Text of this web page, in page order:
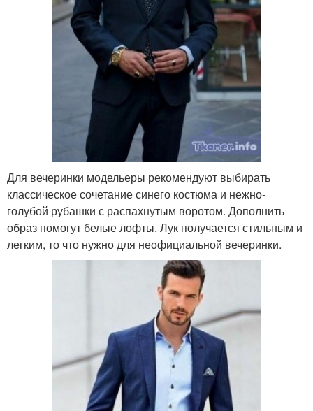
Для вечеринки модельеры рекомендуют выбирать
классическое сочетание синего костюма и нежно-
голубой рубашки с распахнутым воротом. Дополнить
образ помогут белые лофты. Лук получается стильным и
легким, то что нужно для неофициальной вечеринки.